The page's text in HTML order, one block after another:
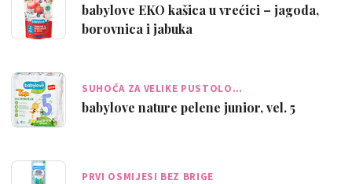
babylove EKO kašica u vrećici – jagoda,
borovnica i jabuka
SUHOĆA ZA VELIKE PUSTOLO…
babylove nature pelene junior, vel. 5
PRVI OSMIJESI BEZ BRIGE